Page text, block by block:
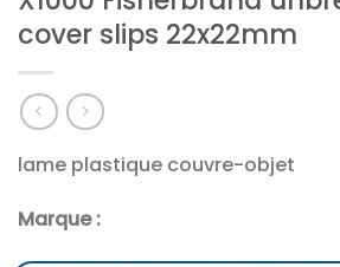
cover slips 22x22mm
lame plastique couvre-objet
Marque :